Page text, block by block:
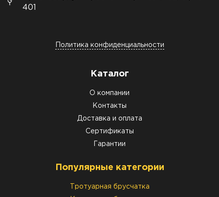
401
Политика конфиденциальности
Каталог
О компании
Контакты
Доставка и оплата
Сертификаты
Гарантии
Популярные категории
Тротуарная брусчатка